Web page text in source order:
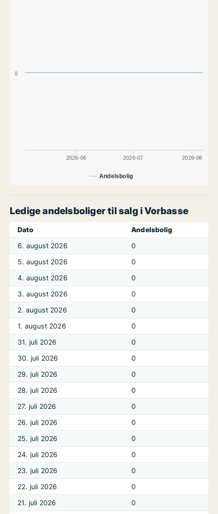
Andelsbolig
2026-06 2026-07 2026-08
0
Ledige andelsboliger til salg i Vorbasse
Dato
Andelsbolig
6. august 2026
0
5. august 2026
0
4. august 2026
0
3. august 2026
0
2. august 2026
0
1. august 2026
0
31. juli 2026
0
30. juli 2026
0
29. juli 2026
0
28. juli 2026
0
27. juli 2026
0
26. juli 2026
0
25. juli 2026
0
24. juli 2026
0
23. juli 2026
0
22. juli 2026
0
21. juli 2026
0